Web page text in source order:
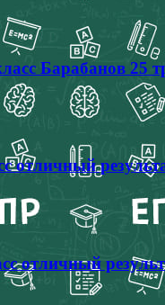
Барабанов 25
отличный
отличный